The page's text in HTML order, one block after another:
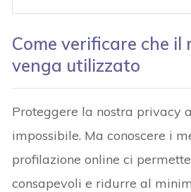
Come verificare che il
venga utilizzato
Proteggere la nostra privacy
impossibile. Ma conoscere i
profilazione online ci
consapevoli e ridurre al